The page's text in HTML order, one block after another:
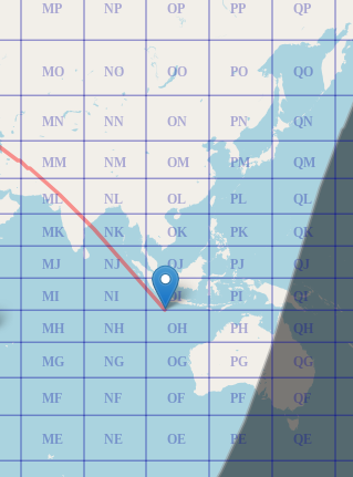
ME
MF
MG
MH
MI
MJ
MK
ML
MM
MN
MO
MP
NE
NF
NG
NH
NI
NJ
NK
NL
NM
NN
NO
NP
OE
OF
OG
OH
OI
OJ
OK
OL
OM
ON
OO
OP
PE
PF
PG
PH
PI
PJ
PK
PL
PM
PN
PO
PP
QE
QF
QG
QH
QI
QJ
QK
QL
QM
QN
QO
QP